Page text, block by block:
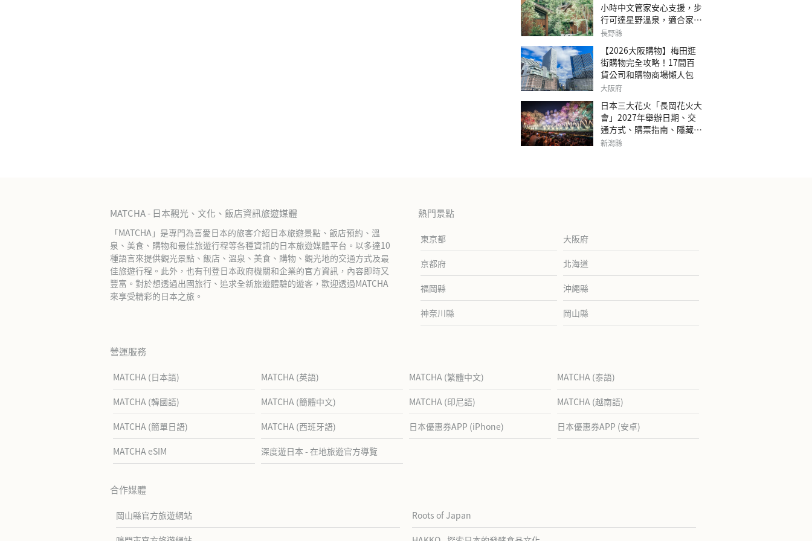
小時中文管家安心支援，步
行可達星野溫泉，適合家庭
旅行、三代同遊與紀念日的
澤森四季VILLA」
長野縣
【2026大阪購物】梅田逛
街購物完全攻略！17間百
貨公司和購物商場懶人包
大阪府
日本三大花火「長岡花火大
會」2027年舉辦日期、交
通方式、購票指南、隱藏欣
賞地點
新潟縣
MATCHA - 日本觀光、文化、飯店資訊旅遊媒體
「MATCHA」是專門為喜愛日本的旅客介紹日本旅遊景點、飯店預約、溫
泉、美食、購物和最佳旅遊行程等各種資訊的日本旅遊媒體平台。以多達10
種語言來提供觀光景點、飯店、溫泉、美食、購物、觀光地的交通方式及最
佳旅遊行程。此外，也有刊登日本政府機關和企業的官方資訊，內容即時又
豐富。對於想透過出國旅行、追求全新旅遊體驗的遊客，歡迎透過MATCHA
來享受精彩的日本之旅。
熱門景點
東京都 大阪府
京都府 北海道
福岡縣 沖繩縣
神奈川縣 岡山縣
營運服務
MATCHA (日本語) MATCHA (英語) MATCHA (繁體中文) MATCHA (泰語)
MATCHA (韓國語) MATCHA (簡體中文) MATCHA (印尼語) MATCHA (越南語)
MATCHA (簡單日語) MATCHA (西班牙語) 日本優惠券APP (iPhone) 日本優惠券APP (安卓)
MATCHA eSIM 深度遊日本 - 在地旅遊官方導覽
合作媒體
岡山縣官方旅遊網站 Roots of Japan